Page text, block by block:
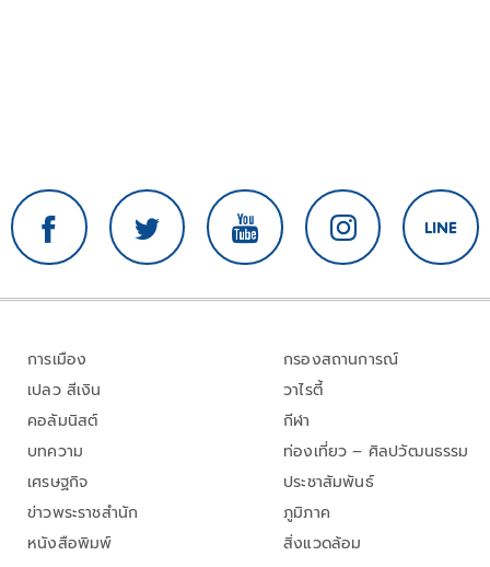
การเมือง
เปลว สีเงิน
คอลัมนิสต์
บทความ
เศรษฐกิจ
ข่าวพระราชสำนัก
หนังสือพิมพ์
กรองสถานการณ์
วาไรตี้
กีฬา
ท่องเที่ยว – ศิลปวัฒนธรรม
ประชาสัมพันธ์
ภูมิภาค
สิ่งแวดล้อม